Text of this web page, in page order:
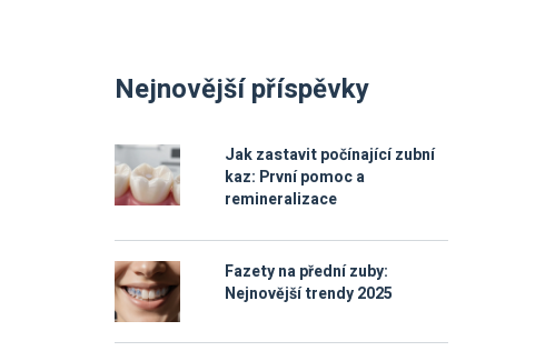
Nejnovější příspěvky
Jak zastavit počínající zubní
kaz: První pomoc a
remineralizace
Fazety na přední zuby:
Nejnovější trendy 2025